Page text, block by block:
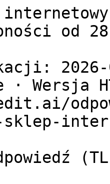
od
2026-
· Wersja